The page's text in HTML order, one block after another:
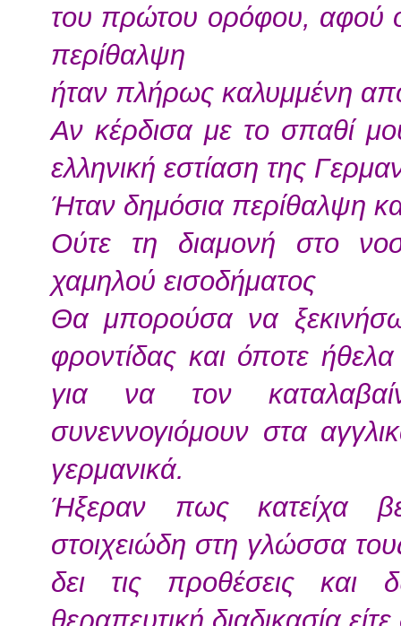
του πρώτου ορόφου, αφού
περίθαλψη
ήταν πλήρως καλυμμένη
Αν κέρδισα με το σπαθί
ελληνική εστίαση της
Ήταν δημόσια περίθαλψη
Ούτε τη διαμονή στο
χαμηλού εισοδήματος
Θα μπορούσα να
φροντίδας και όποτε
για να τον
συνεννογιόμουν στα
γερμανικά.
Ήξεραν πως κατείχα
στοιχειώδη στη γλώσσα
δει τις προθέσεις και
θεραπευτική διαδικασία